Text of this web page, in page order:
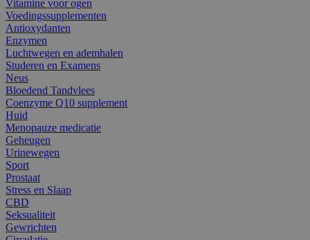
Vitamine voor ogen
Voedingssupplementen
Antioxydanten
Enzymen
Luchtwegen en ademhalen
Studeren en Examens
Neus
Bloedend Tandvlees
Coenzyme Q10 supplement
Huid
Menopauze medicatie
Geheugen
Urinewegen
Sport
Prostaat
Stress en Slaap
CBD
Seksualiteit
Gewrichten